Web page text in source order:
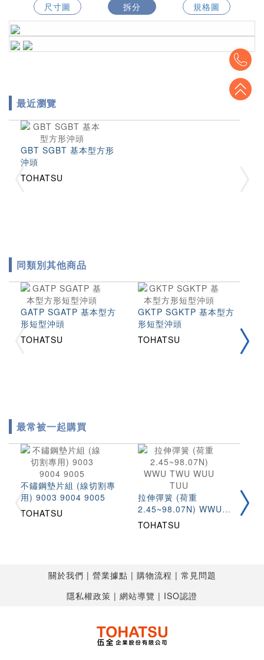
尺寸圖 拆分 規格圖
最近瀏覽
GBT SGBT 基本型方形
沖頭
TOHATSU
同類別其他商品
GATP SGATP 基本型方
形短型沖頭
TOHATSU
GKTP SGKTP 基本型方
形短型沖頭
TOHATSU
最常被一起購買
不鏽鋼墊片組 (線切割專
用) 9003 9004 9005
TOHATSU
拉伸彈簧 (荷重
2.45~98.07N) WWU
TWU WUU TUU
TOHATSU
關於我們 營業據點 購物流程
常見問題
隱私權政策
網站導覽 ISO認證